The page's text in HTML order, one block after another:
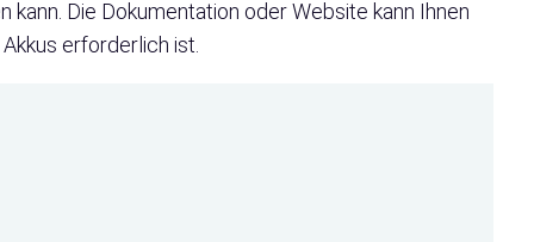
Die Dokumentation oder Website kann Ihnen
erforderlich ist.